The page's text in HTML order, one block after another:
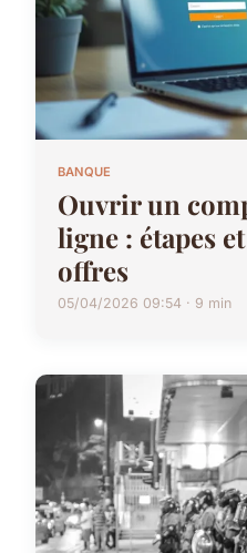
BANQUE
Ouvrir un
ligne : étapes
offres
05/04/2026 09:54 · 9 min